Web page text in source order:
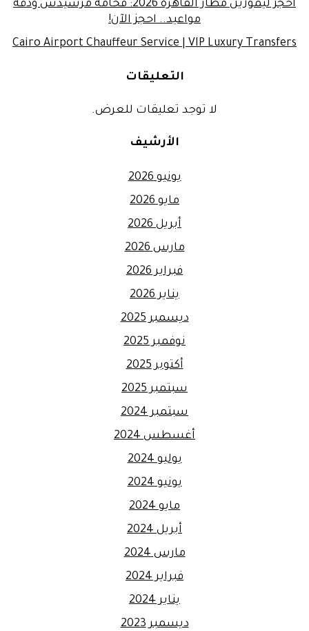
احجز ليموزين مطار القاهرة 2026: فخامة مرسيدس ودقة
مواعيد.. احجز الآن!
Cairo Airport Chauffeur Service | VIP Luxury Transfers
التعليقات
لا توجد تعليقات للعرض.
الأرشيف
يونيو 2026
مايو 2026
أبريل 2026
مارس 2026
فبراير 2026
يناير 2026
ديسمبر 2025
نوفمبر 2025
أكتوبر 2025
سبتمبر 2025
سبتمبر 2024
أغسطس 2024
يوليو 2024
يونيو 2024
مايو 2024
أبريل 2024
مارس 2024
فبراير 2024
يناير 2024
ديسمبر 2023